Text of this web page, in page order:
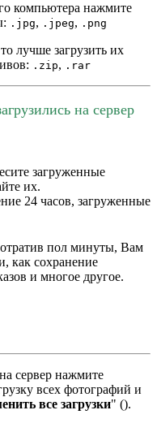
компьютера нажмите
.jpg, .jpeg, .png
лучше загрузить их
.zip, .rar
на сервер
загруженные
их.
24 часов, загруженные
пол минуты, Вам
как сохранение
и многое другое.
сервер нажмите
всех фотографий и
все загрузки" ().